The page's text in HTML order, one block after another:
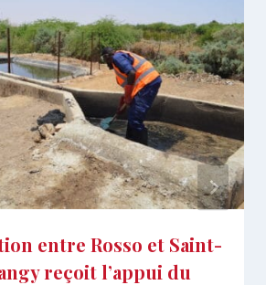
entre Rosso et Saint-
reçoit l’appui du